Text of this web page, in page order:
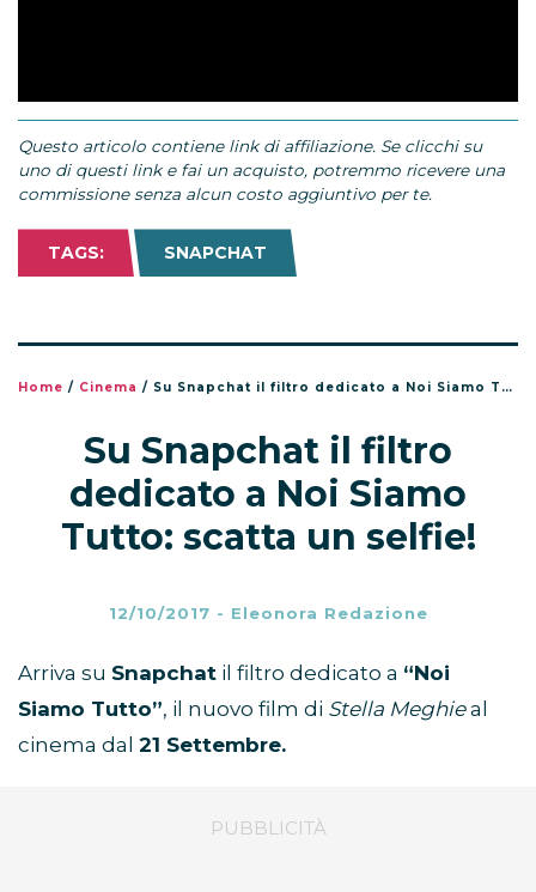
Questo articolo contiene link di affiliazione. Se clicchi su
uno di questi link e fai un acquisto, potremmo ricevere una
commissione senza alcun costo aggiuntivo per te.
TAGS: SNAPCHAT
Home / Cinema / Su Snapchat il filtro dedicato a Noi Siamo Tutto: scatta un selfie!
Su Snapchat il filtro
dedicato a Noi Siamo
Tutto: scatta un selfie!
12/10/2017 - Eleonora Redazione
Arriva su Snapchat il filtro dedicato a “Noi
Siamo Tutto”, il nuovo film di Stella Meghieal
cinema dal 21 Settembre.